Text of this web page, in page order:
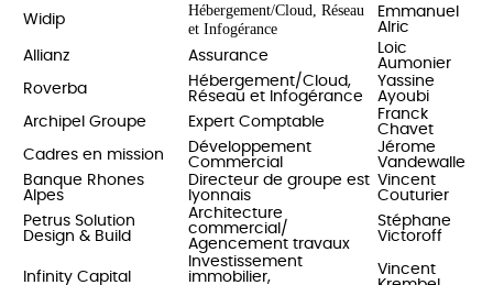
Widip
Hébergement/Cloud, Réseau
et Infogérance
Emmanuel
Alric
Allianz
Assurance
Loic
Aumonier
Roverba
Hébergement/Cloud,
Réseau et Infogérance
Yassine
Ayoubi
Archipel Groupe
Expert Comptable
Franck
Chavet
Cadres en mission
Développement
Commercial
Jérome
Vandewalle
Banque Rhones
Alpes
Directeur de groupe est
lyonnais
Vincent
Couturier
Petrus Solution
Design & Build
Architecture
commercial/
Agencement travaux
Stéphane
Victoroff
Infinity Capital
Investissement
immobilier,
Vincent